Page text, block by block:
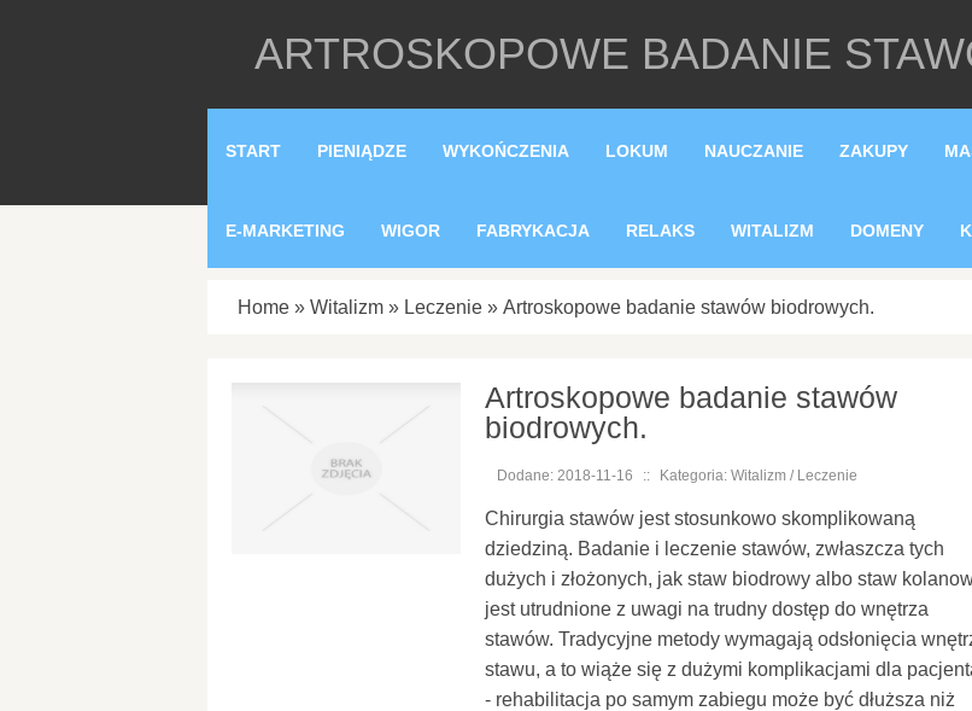
ARTROSKOPOWE BADANIE
START PIENIĄDZE WYKOŃCZENIA LOKUM NAUCZANIE ZAKUPY
E-MARKETING WIGOR FABRYKACJA RELAKS WITALIZM DOMENY
Home » Witalizm » Leczenie » Artroskopowe badanie stawów biodrowych.
Artroskopowe badanie stawów
biodrowych.
Dodane: 2018-11-16 :: Kategoria: Witalizm / Leczenie
Chirurgia stawów jest stosunkowo skomplikowaną
dziedziną. Badanie i leczenie stawów, zwłaszcza tych
dużych i złożonych, jak staw biodrowy albo staw
jest utrudnione z uwagi na trudny dostęp do wnętrza
stawów. Tradycyjne metody wymagają odsłonięcia
stawu, a to wiąże się z dużymi komplikacjami dla
- rehabilitacja po samym zabiegu może być dłuższa niż